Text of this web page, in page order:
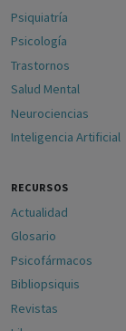
Psiquiatría
Psicología
Trastornos
Salud Mental
Neurociencias
Inteligencia Artificial
RECURSOS
Actualidad
Glosario
Psicofármacos
Bibliopsiquis
Revistas